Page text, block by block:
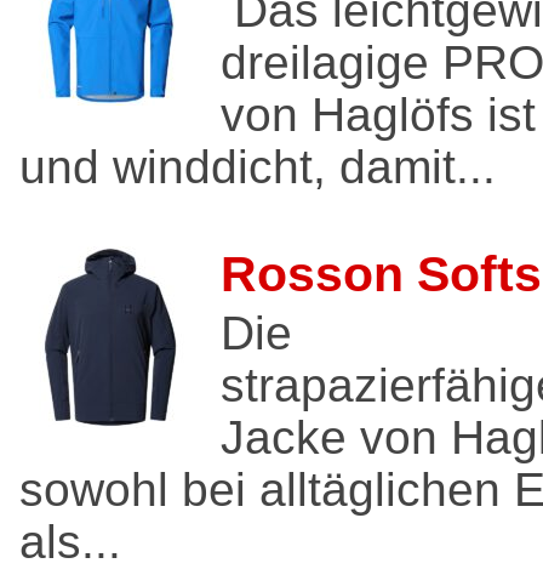
dreilagige
von Haglöfs
und winddicht, damit...
Rosson
Die
Jacke von
sowohl bei alltäglichen
als...